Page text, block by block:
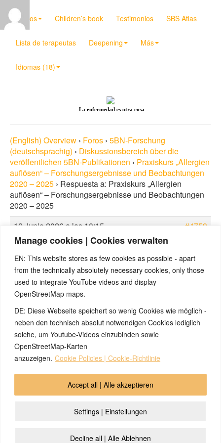
Manage cookies | Cookies verwalten
EN: This website stores as few cookies as possible - apart
from the technically absolutely necessary cookies, only those
used to integrate YouTube videos and display
OpenStreetMap maps.
DE: Diese Webseite speichert so wenig Cookies wie möglich -
neben den technisch absolut notwendigen Cookies lediglich
solche, um Youtube-Videos einzubinden sowie
OpenStreetMap-Karten
anzuzeigen. Cookie Policies | Cookie-Richtlinie
Settings | Einstellungen
Decline all | Alle Ablehnen
Accept all | Alle akzeptieren
Videos Children’s book Testimonios SBS Atlas
Lista de terapeutas Deepening Más
Idiomas (18)
La enfermedad es otra cosa
(English) Overview › Foros › 5BN-Forschung
(deutschsprachig) › Diskussionsbereich über die
veröffentlichen 5BN-Publikationen › Praxiskurs „Allergien
auflösen“ – Forschungsergebnisse und Beobachtungen
2020 – 2025 › Respuesta a: Praxiskurs „Allergien
auflösen“ – Forschungsergebnisse und Beobachtungen
2020 – 2025
12. junio 2026 a las 10:15
#4759
Ingmar
Vielen Dank Janine für das Teilen
deiner Beobachtungen. Das mit dem
«Weinen» deckt sich mit ein paar
Fallberichten aus dem Biologischen
Dekodieren, die ich irgendwann
gelesen habe. Ich werde deine Ideen
als Impuls an unsere Kursteilnehmer
weitergeben und hoffe auf Feedback
von den Betroffenen 🙂
© 2026 by Ingmar Marquardt
Política de privacidad Contacto